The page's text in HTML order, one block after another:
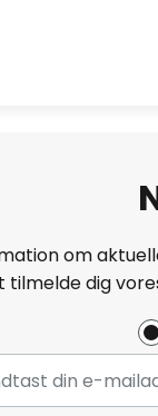
om
tilmelde dig